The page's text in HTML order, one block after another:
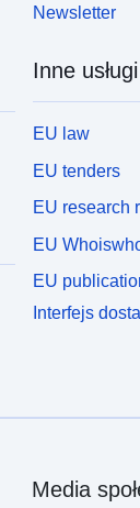
Newsletter
Inne usługi
EU law
EU tenders
EU research
EU
EU
Interfejs
Media